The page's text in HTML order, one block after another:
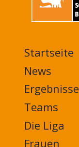
MAIN
NAVIGATION
FOOTER
Startseite
News
Ergebnisse
Teams
Die Liga
Frauen